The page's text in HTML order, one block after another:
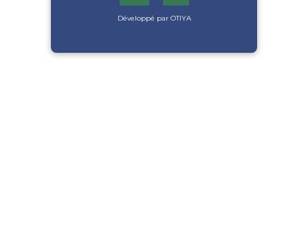
Développé par OTIYA